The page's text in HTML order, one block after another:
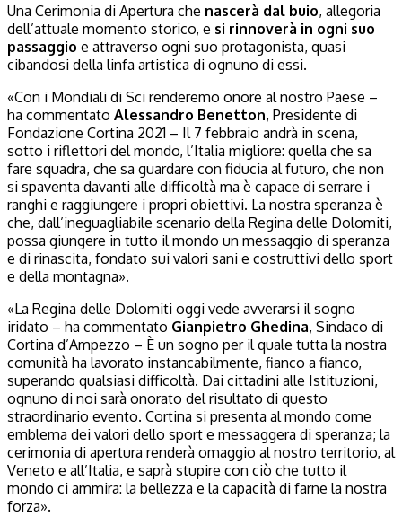
Una Cerimonia di Apertura che nascerà dal buio, allegoria
dell’attuale momento storico, e si rinnoverà in ogni suo
passaggio e attraverso ogni suo protagonista, quasi
cibandosi della linfa artistica di ognuno di essi.
«Con i Mondiali di Sci renderemo onore al nostro Paese –
ha commentato Alessandro Benetton, Presidente di
Fondazione Cortina 2021 – Il 7 febbraio andrà in scena,
sotto i riflettori del mondo, l’Italia migliore: quella che sa
fare squadra, che sa guardare con fiducia al futuro, che non
si spaventa davanti alle difficoltà ma è capace di serrare i
ranghi e raggiungere i propri obiettivi. La nostra speranza è
che, dall’ineguagliabile scenario della Regina delle Dolomiti,
possa giungere in tutto il mondo un messaggio di speranza
e di rinascita, fondato sui valori sani e costruttivi dello sport
e della montagna».
«La Regina delle Dolomiti oggi vede avverarsi il sogno
iridato – ha commentato Gianpietro Ghedina, Sindaco di
Cortina d’Ampezzo – È un sogno per il quale tutta la nostra
comunità ha lavorato instancabilmente, fianco a fianco,
superando qualsiasi difficoltà. Dai cittadini alle Istituzioni,
ognuno di noi sarà onorato del risultato di questo
straordinario evento. Cortina si presenta al mondo come
emblema dei valori dello sport e messaggera di speranza; la
cerimonia di apertura renderà omaggio al nostro territorio, al
Veneto e all’Italia, e saprà stupire con ciò che tutto il
mondo ci ammira: la bellezza e la capacità di farne la nostra
forza».